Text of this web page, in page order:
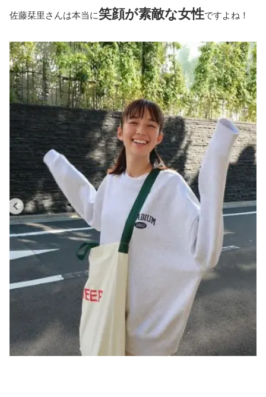
佐藤栞里さんは本当に笑顔が素敵な女性ですよね！